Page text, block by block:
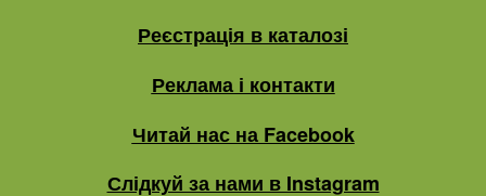
Реєстрація в каталозі
Реклама і контакти
Читай нас на Facebook
Слідкуй за нами в Instagram